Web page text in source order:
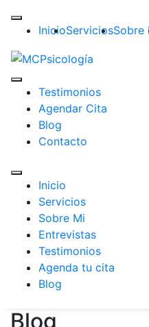
InicioServiciosSobre
Testimonios
Agendar Cita
Blog
Contacto
Inicio
Servicios
Sobre Mi
Entrevistas
Testimonios
Agenda tu cita
Blog
Blog